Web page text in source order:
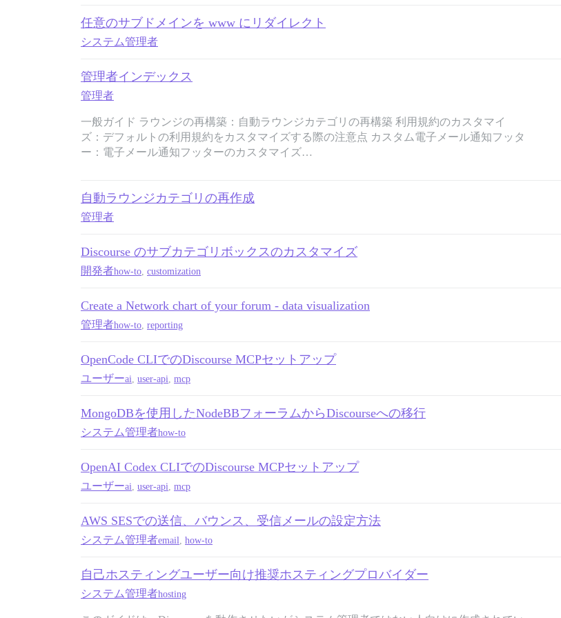
任意のサブドメインを www にリダイレクト
システム管理者
管理者インデックス
管理者
一般ガイド ラウンジの再構築：自動ラウンジカテゴリの再構築 利用規約のカスタマイ
ズ：デフォルトの利用規約をカスタマイズする際の注意点 カスタム電子メール通知フッタ
ー：電子メール通知フッターのカスタマイズ…
自動ラウンジカテゴリの再作成
管理者
Discourse のサブカテゴリボックスのカスタマイズ
開発者how-to customization
Create a Network chart of your forum - data visualization
管理者how-to reporting
OpenCode CLIでのDiscourse MCPセットアップ
ユーザーai user-api mcp
MongoDBを使用したNodeBBフォーラムからDiscourseへの移行
システム管理者how-to
OpenAI Codex CLIでのDiscourse MCPセットアップ
ユーザーai user-api mcp
AWS SESでの送信、バウンス、受信メールの設定方法
システム管理者email how-to
自己ホスティングユーザー向け推奨ホスティングプロバイダー
システム管理者hosting